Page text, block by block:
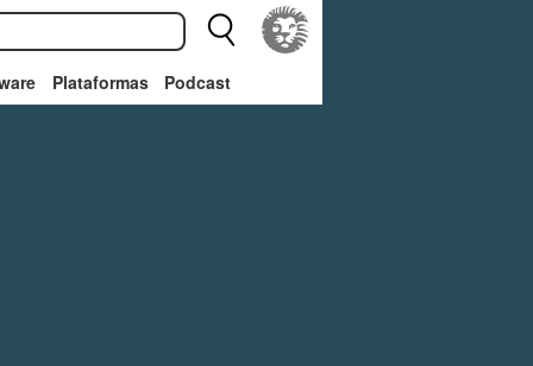
Plataformas Podcast